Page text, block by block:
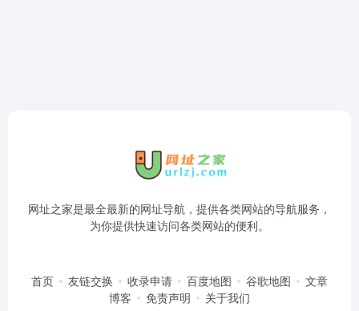
网址之家是最全最新的网址导航，提供各类网站的导航服务，
为你提供快速访问各类网站的便利。
首页 友链交换 收录申请 百度地图 谷歌地图
文章
博客
免责声明 关于我们